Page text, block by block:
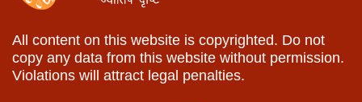
All content on this website is copyrighted. Do not
copy any data from this website without permission.
Violations will attract legal penalties.